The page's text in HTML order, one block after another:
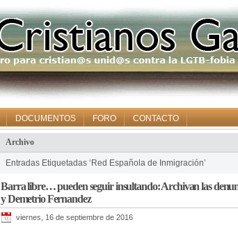
DOCUMENTOS FORO CONTACTO
Archivo
Entradas Etiquetadas ‘Red Española de Inmigración’
Barra libre… pueden seguir insultando: Archivan las
y Demetrio Fernandez
viernes, 16 de septiembre de 2016